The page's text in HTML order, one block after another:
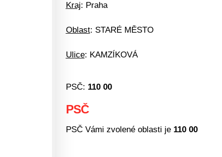
Kraj: Praha
Oblast: STARÉ MĚSTO
Ulice: KAMZÍKOVÁ
PSČ: 110 00
PSČ
PSČ Vámi zvolené oblasti je 110 00